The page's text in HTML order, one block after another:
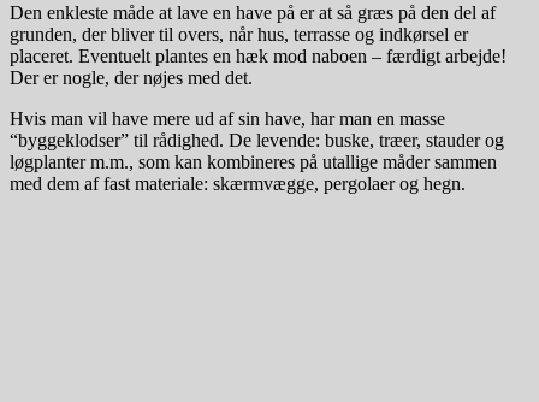
Den enkleste måde at lave en have på er at så græs på den del af
grunden, der bliver til overs, når hus, terrasse og indkørsel er
placeret. Eventuelt plantes en hæk mod naboen – færdigt arbejde!
Der er nogle, der nøjes med det.
Hvis man vil have mere ud af sin have, har man en masse
“byggeklodser” til rådighed. De levende: buske, træer, stauder og
løgplanter m.m., som kan kombineres på utallige måder sammen
med dem af fast materiale: skærmvægge, pergolaer og hegn.